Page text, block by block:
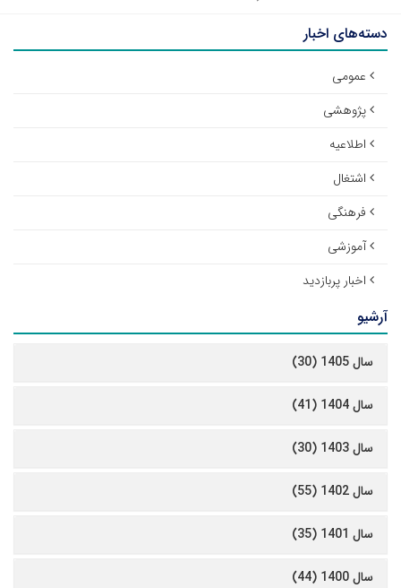
دسته‌های اخبار
عمومی
پژوهشی
اطلاعیه
اشتغال
فرهنگی
آموزشی
اخبار پربازدید
آرشیو
سال 1405 (30)
سال 1404 (41)
سال 1403 (30)
سال 1402 (55)
سال 1401 (35)
سال 1400 (44)